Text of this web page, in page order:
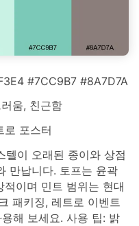
#7CC9B7 #8A7D7A
움, 친근함
로 포스터
텔이 오래된 종이와 상점
만납니다. 토프는 윤곽
이며 민트 범위는 현대
패키징, 레트로 이벤트
해 보세요. 사용 팁: 밝